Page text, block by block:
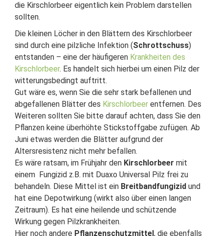
die Kirschlorbeer eigentlich kein Problem darstellen
sollten.
Die kleinen Löcher in den Blättern des Kirschlorbeer
sind durch eine pilzliche Infektion (Schrottschuss)
entstanden – eine der häufigeren Krankheiten des
Kirschlorbeer. Es handelt sich hierbei um einen Pilz der
witterungsbedingt auftritt.
Gut wäre es, wenn Sie die sehr stark befallenen und
abgefallenen Blätter des Kirschlorbeer entfernen. Des
Weiteren sollten Sie bitte darauf achten, dass Sie den
Pflanzen keine überhöhte Stickstoffgabe zufügen. Ab
Juni etwas werden die Blätter aufgrund der
Altersresistenz nicht mehr befallen.
Es wäre ratsam, im Frühjahr den Kirschlorbeer mit
einem Fungizid z.B. mit Duaxo Universal Pilz frei zu
behandeln. Diese Mittel ist ein Breitbandfungizid und
hat eine Depotwirkung (wirkt also über einen langen
Zeitraum). Es hat eine heilende und schützende
Wirkung gegen Pilzkrankheiten.
Hier noch andere Pflanzenschutzmittel, die ebenfalls